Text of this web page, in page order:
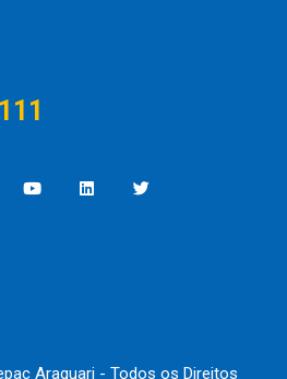
Araguari - Todos os Direitos